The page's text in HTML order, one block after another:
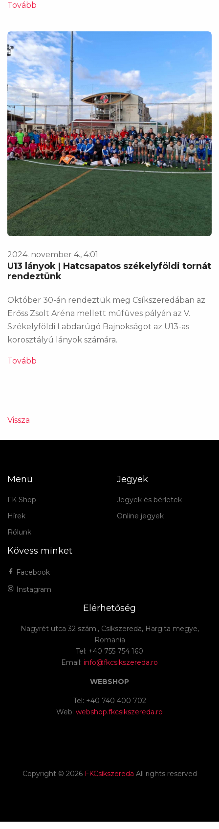
Tovább
2024. november 4., 4:01
U13 lányok | Hatcsapatos székelyföldi tornát
rendeztünk
Október 30-án rendeztük meg Csíkszeredában az
Erőss Zsolt Aréna mellett műfüves pályán az V.
Székelyföldi Labdarúgó Bajnokságot az U13-as
korosztályú lányok számára.
Tovább
Vissza
Menü
FK Shop
Hírek
Rólunk
Jegyek
Jegyek és bérletek
Online jegyek
Kövess minket
Facebook
Instagram
Elérhetőség
Nagyrét utca 32 szám., Csíkszereda, Hargita megye,
Romania
Tel: +40 755 754 160
Email: info@fkcsikszereda.ro
WEBSHOP
Tel: +40 740 400 702
Web: webshop.fkcsikszereda.ro
Copyright © 2026 FKCsíkszereda All rights reserved